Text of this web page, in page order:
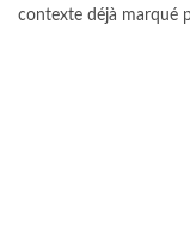
contexte déjà marqué